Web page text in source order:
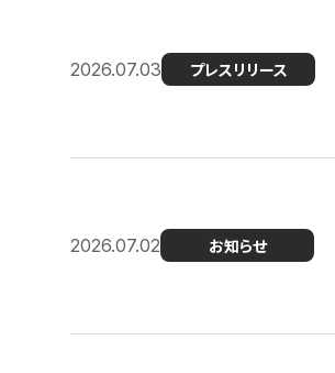
2026.07.03 プレスリリース
2026.07.02 お知らせ